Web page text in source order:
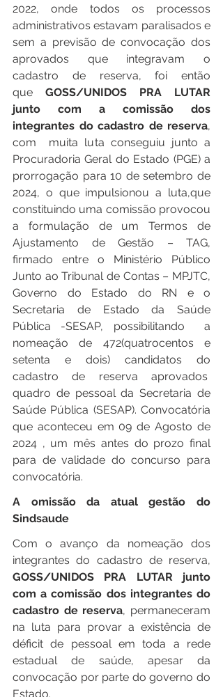
2022, onde todos os processos
administrativos estavam paralisados e
sem a previsão de convocação dos
aprovados que integravam o
cadastro de reserva, foi então
que GOSS/UNIDOS PRA LUTAR
junto com a comissão dos
integrantes do cadastro de reserva,
com  muita luta conseguiu junto a
Procuradoria Geral do Estado (PGE) a
prorrogação para 10 de setembro de
2024, o que impulsionou a luta,que
constituindo uma comissão provocou
a formulação de um Termos de
Ajustamento de Gestão – TAG,
firmado entre o Ministério Público
Junto ao Tribunal de Contas – MPJTC,
Governo do Estado do RN e o
Secretaria de Estado da Saúde
Pública -SESAP, possibilitando  a
nomeação de 472(quatrocentos e
setenta e dois) candidatos do
cadastro de reserva aprovados
quadro de pessoal da Secretaria de
Saúde Pública (SESAP). Convocatória
que aconteceu em 09 de Agosto de
2024 , um mês antes do prozo final
para de validade do concurso para
convocatória.
A omissão da atual gestão do
Sindsaude
Com o avanço da nomeação dos
GOSS/UNIDOS PRA LUTAR junto
com a comissão dos integrantes do
cadastro de reserva, permaneceram
na luta para provar a existência de
déficit de pessoal em toda a rede
estadual de saúde, apesar da
convocação por parte do governo do
Estado.